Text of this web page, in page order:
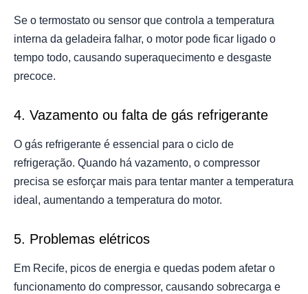
Se o termostato ou sensor que controla a temperatura
interna da geladeira falhar, o motor pode ficar ligado o
tempo todo, causando superaquecimento e desgaste
precoce.
4. Vazamento ou falta de gás refrigerante
O gás refrigerante é essencial para o ciclo de
refrigeração. Quando há vazamento, o compressor
precisa se esforçar mais para tentar manter a temperatura
ideal, aumentando a temperatura do motor.
5. Problemas elétricos
Em Recife, picos de energia e quedas podem afetar o
funcionamento do compressor, causando sobrecarga e